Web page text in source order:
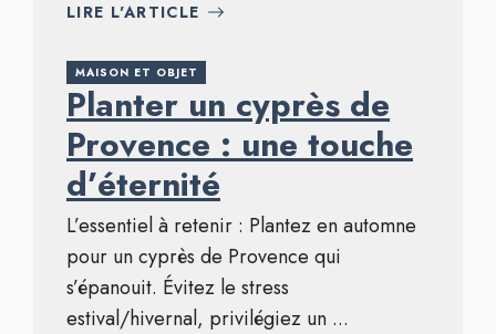
LIRE L'ARTICLE
MAISON ET OBJET
Planter un cyprès de
Provence : une touche
d’éternité
L’essentiel à retenir : Plantez en automne
pour un cyprès de Provence qui
s’épanouit. Évitez le stress
estival/hivernal, privilégiez un ...